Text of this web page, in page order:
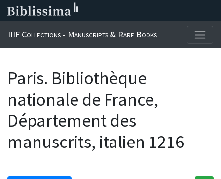
IIIF Collections - Manuscripts & Rare Books
Paris. Bibliothèque
nationale de France,
Département des
manuscrits, italien 1216